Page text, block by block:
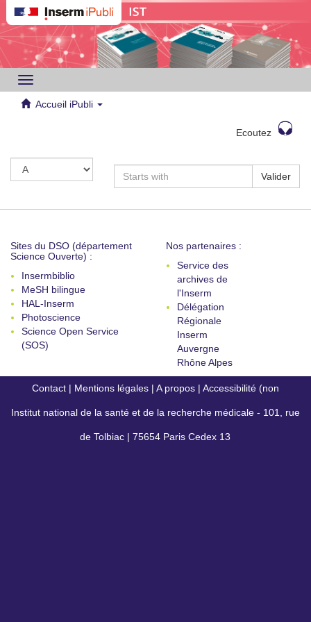
Toggle
navigation
Accueil iPubli
Ecoutez
Valider
Sites du DSO (département
Science Ouverte) :
Insermbiblio
MeSH bilingue
HAL-Inserm
Photoscience
Science Open Service
(SOS)
Nos partenaires :
Service des
archives de
l'Inserm
Délégation
Régionale
Inserm
Auvergne
Rhône Alpes
Contact | Mentions légales | A propos | Accessibilité (non
conforme)
Institut national de la santé et de la recherche médicale - 101, rue
de Tolbiac | 75654 Paris Cedex 13